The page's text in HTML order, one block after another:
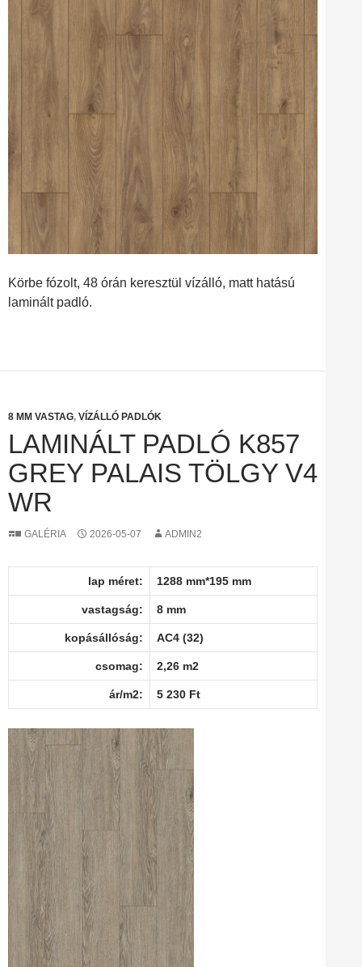
Körbe fózolt, 48 órán keresztül vízálló, matt hatású
laminált padló.
8 MM VASTAG, VÍZÁLLÓ PADLÓK
LAMINÁLT PADLÓ K857
GREY PALAIS TÖLGY V4
WR
GALÉRIA 2026-05-07 ADMIN2
lap méret: 1288 mm*195 mm
vastagság: 8 mm
kopásállóság: AC4 (32)
csomag: 2,26 m2
ár/m2: 5 230 Ft